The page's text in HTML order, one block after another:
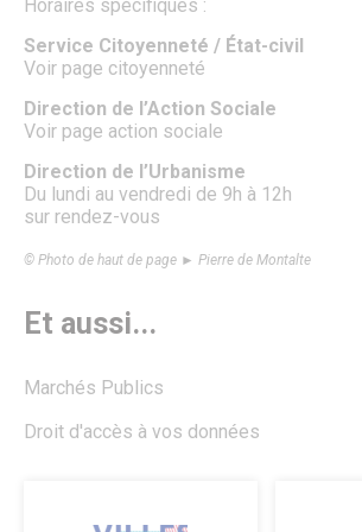
Accueil de loisirs des vacances scolaires
Accueils périscolaires & mercredis loisirs
Portail famille
Le CIO de Senlis
Paiement PayFiP
Passeport du civisme
Forum Sciences
Le Pôle Ressources Sciences
Annuaire APRES
Le Conseil Municipal des Jeunes
Animations Jeunesse
Pass Permis Citoyen
Annuaire APRES
Seniors
Fêtes de fin d’année
Maisons de retraite et résidence
Horaires spécifiques :
Service Citoyenneté / État-civil
Voir page citoyenneté
Direction de l’Action Sociale
Voir page action sociale
Direction de l’Urbanisme
Du lundi au vendredi de 9h à 12h
sur rendez-vous
© Photo de haut de page ► Pierre de Montalte
Et aussi...
Marchés Publics
Droit d'accès à vos données